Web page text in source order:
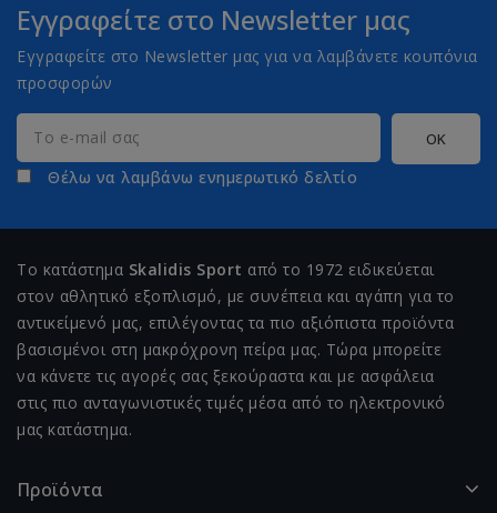
Εγγραφείτε στο Newsletter μας
Εγγραφείτε στο Newsletter μας για να λαμβάνετε κουπόνια
προσφορών
Θέλω να λαμβάνω ενημερωτικό δελτίο
Το κατάστημα Skalidis Sport από το 1972 ειδικεύεται
στον αθλητικό εξοπλισμό, με συνέπεια και αγάπη για το
αντικείμενό μας, επιλέγοντας τα πιο αξιόπιστα προϊόντα
βασισμένοι στη μακρόχρονη πείρα μας. Τώρα μπορείτε
να κάνετε τις αγορές σας ξεκούραστα και με ασφάλεια
στις πιο ανταγωνιστικές τιμές μέσα από το ηλεκτρονικό
μας κατάστημα.
Προϊόντα